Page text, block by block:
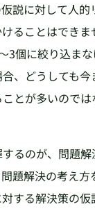
説に対して人的
ることはでき
3個に絞り込ま
、どうしても
とが多いのでは
るのが、問題解
題解決の考え方
する解決策の仮